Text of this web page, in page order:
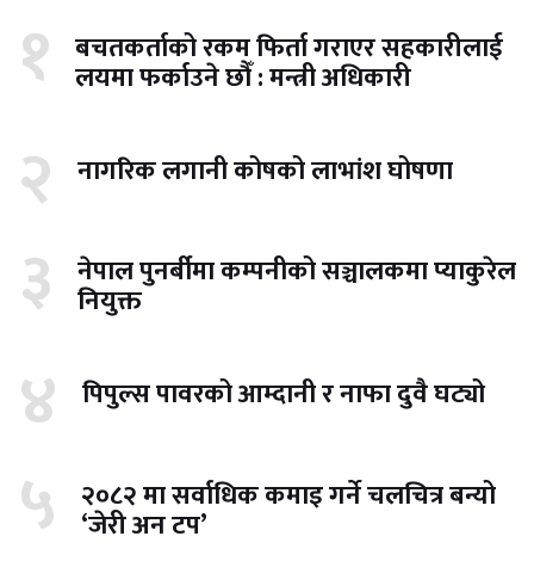
१ बचतकर्ताको रकम फिर्ता गराएर सहकारीलाई
लयमा फर्काउने छौँ : मन्त्री अधिकारी
२ नागरिक लगानी कोषको लाभांश घोषणा
३ नेपाल पुनर्बीमा कम्पनीको सञ्चालकमा प्याकुरेल
नियुक्त
४ पिपुल्स पावरको आम्दानी र नाफा दुवै घट्यो
५ २०८२ मा सर्वाधिक कमाइ गर्ने चलचित्र बन्यो
‘जेरी अन टप’